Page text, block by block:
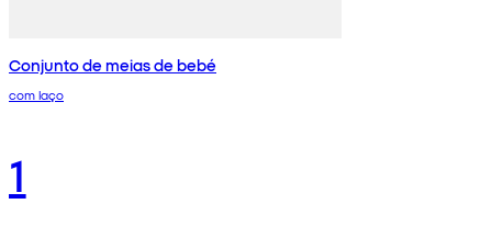
Conjunto de meias de bebé
com laço
1